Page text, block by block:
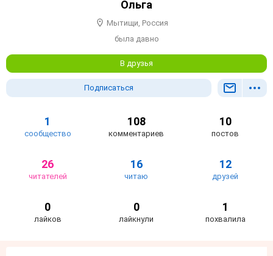
Ольга
Мытищи, Россия
была давно
В друзья
Подписаться
1
сообщество
108
комментариев
10
постов
26
читателей
16
читаю
12
друзей
0
лайков
0
лайкнули
1
похвалила